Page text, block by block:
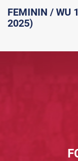
FEMININ / WU
2025)